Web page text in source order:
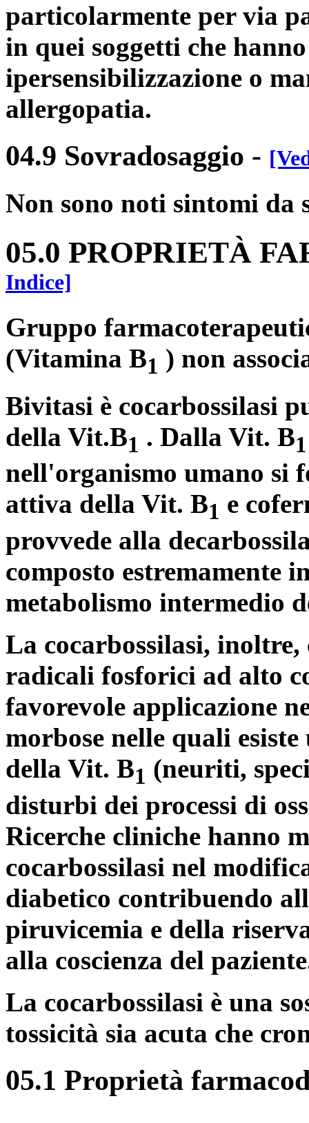
particolarmente per via
in quei soggetti che
ipersensibilizzazione o
allergopatia.
04.9 Sovradosaggio -
Non sono noti sintomi da
05.0 PROPRIETÀ
Indice]
Gruppo
(Vitamina B1 ) non
Bivitasi è cocarbossilasi
della Vit.B1 . Dalla Vit. B1
nell'organismo umano si
attiva della Vit. B1 e
provvede alla
composto estremamente
metabolismo intermedio
La cocarbossilasi, inoltre,
radicali fosforici ad alto
favorevole applicazione
morbose nelle quali
della Vit. B1 (neuriti,
disturbi dei processi di
Ricerche cliniche hanno
cocarbossilasi nel
diabetico contribuendo
piruvicemia e della
alla coscienza del
La cocarbossilasi è una
tossicità sia acuta che
05.1 Proprietà